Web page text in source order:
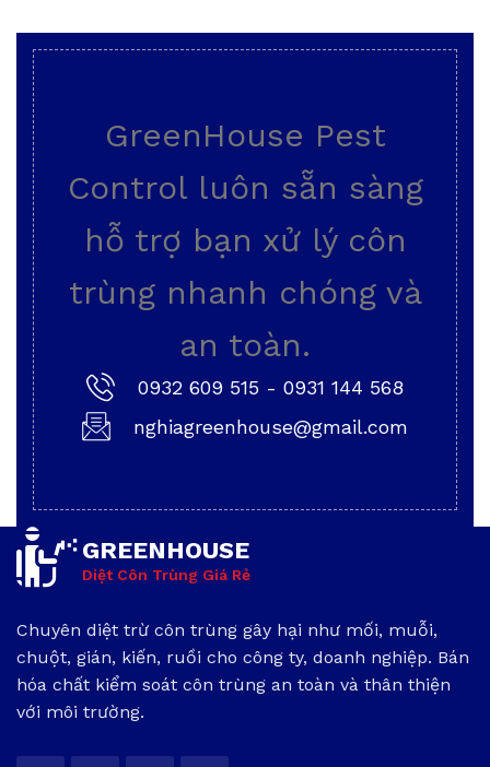
GreenHouse Pest
Control luôn sẵn sàng
hỗ trợ bạn xử lý côn
trùng nhanh chóng và
an toàn.
0932 609 515 - 0931 144 568
nghiagreenhouse@gmail.com
GREENHOUSE
Diệt Côn Trùng Giá Rẻ
Chuyên diệt trừ côn trùng gây hại như mối, muỗi,
chuột, gián, kiến, ruồi cho công ty, doanh nghiệp. Bán
hóa chất kiểm soát côn trùng an toàn và thân thiện
với môi trường.